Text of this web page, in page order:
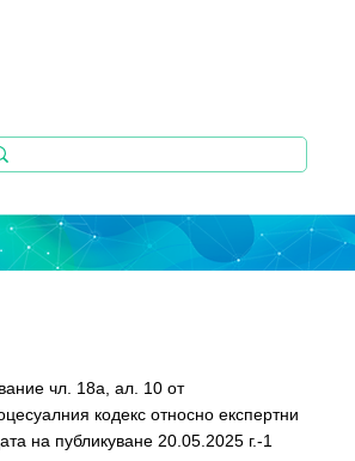
чл. 18а, ал. 10 от
кодекс относно експертни
на публикуване 20.05.2025 г.-1